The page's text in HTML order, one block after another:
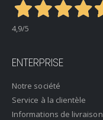
4,9/5
ENTERPRISE
Notre société
Service à la clientèle
Informations de livraison